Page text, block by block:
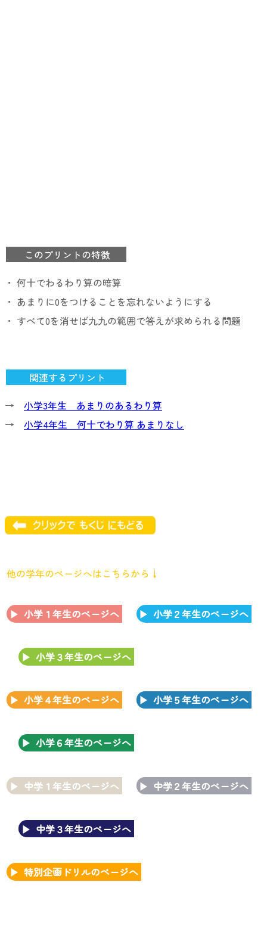
このプリントの特徴
・ 何十でわるわり算の暗算
・ あまりに0をつけることを忘れないようにする
・ すべて0を消せば九九の範囲で答えが求められる問題
関連するプリント
→ 小学3年生 あまりのあるわり算
→ 小学4年生 何十でわり算 あまりなし
他の学年のページへはこちらから↓
小学１年生のページへ 小学２年生のページへ
小学３年生のページへ
小学４年生のページへ 小学５年生のページへ
小学６年生のページへ
中学１年生のページへ 中学２年生のページへ
中学３年生のページへ
特別企画ドリルのページへ